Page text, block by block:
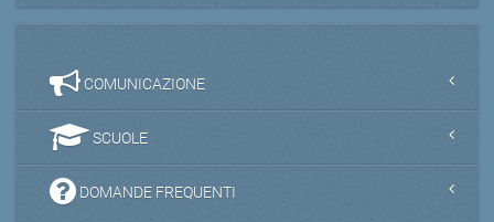
COMUNICAZIONE
SCUOLE
DOMANDE FREQUENTI